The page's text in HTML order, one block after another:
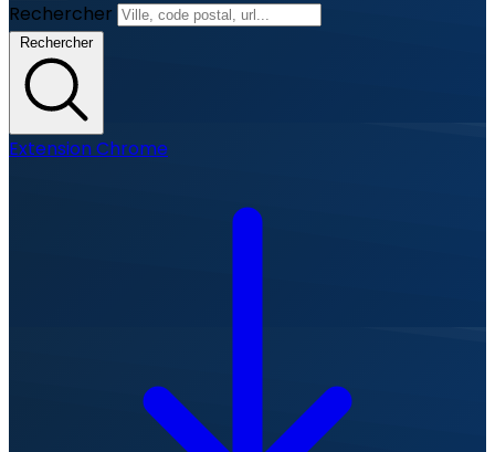
Rechercher
Rechercher
Extension Chrome